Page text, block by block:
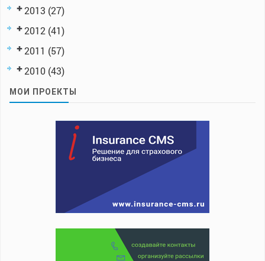
2013 (27)
2012 (41)
2011 (57)
2010 (43)
МОИ ПРОЕКТЫ